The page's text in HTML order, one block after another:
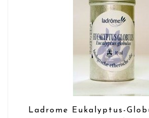
Ladrome Eukalyptus-